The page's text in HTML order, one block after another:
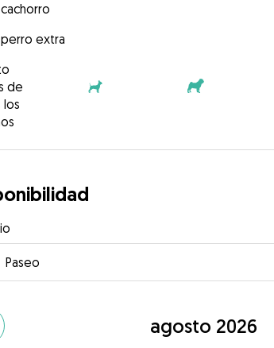
extra
de
agosto 2026